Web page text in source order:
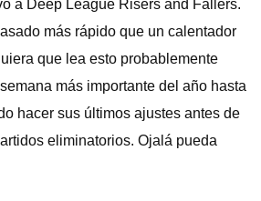
a Deep League Risers and Fallers.
más rápido que un calentador
que lea esto probablemente
más importante del año hasta
hacer sus últimos ajustes antes de
eliminatorios. Ojalá pueda